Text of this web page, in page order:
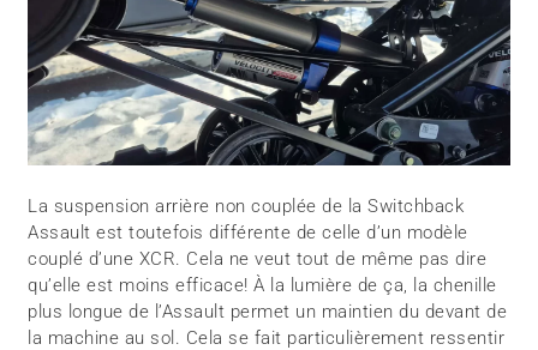
La suspension arrière non couplée de la Switchback
Assault est toutefois différente de celle d’un modèle
couplé d’une XCR. Cela ne veut tout de même pas dire
qu’elle est moins efficace! À la lumière de ça, la chenille
plus longue de l’Assault permet un maintien du devant de
la machine au sol. Cela se fait particulièrement ressentir